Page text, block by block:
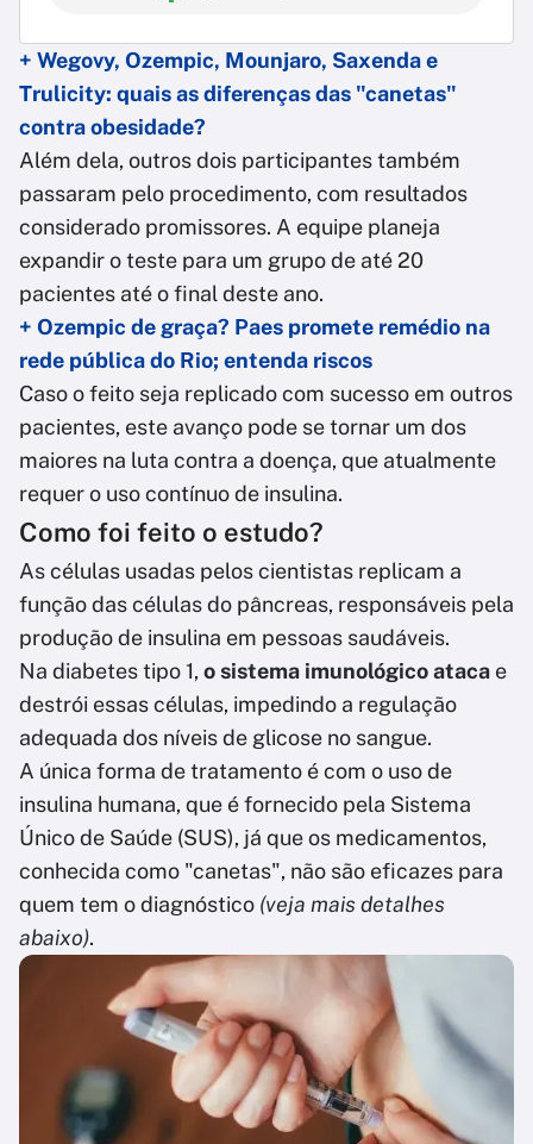
+ Wegovy, Ozempic, Mounjaro, Saxenda e
Trulicity: quais as diferenças das "canetas"
contra obesidade?
Além dela, outros dois participantes também
passaram pelo procedimento, com resultados
considerado promissores. A equipe planeja
expandir o teste para um grupo de até 20
pacientes até o final deste ano.
+ Ozempic de graça? Paes promete remédio na
rede pública do Rio; entenda riscos
Caso o feito seja replicado com sucesso em outros
pacientes, este avanço pode se tornar um dos
maiores na luta contra a doença, que atualmente
requer o uso contínuo de insulina.
Como foi feito o estudo?
As células usadas pelos cientistas replicam a
função das células do pâncreas, responsáveis pela
produção de insulina em pessoas saudáveis.
Na diabetes tipo 1, o sistema imunológico ataca e
destrói essas células, impedindo a regulação
adequada dos níveis de glicose no sangue.
A única forma de tratamento é com o uso de
insulina humana, que é fornecido pela Sistema
Único de Saúde (SUS), já que os medicamentos,
conhecida como "canetas", não são eficazes para
quem tem o diagnóstico (veja mais detalhes
abaixo).